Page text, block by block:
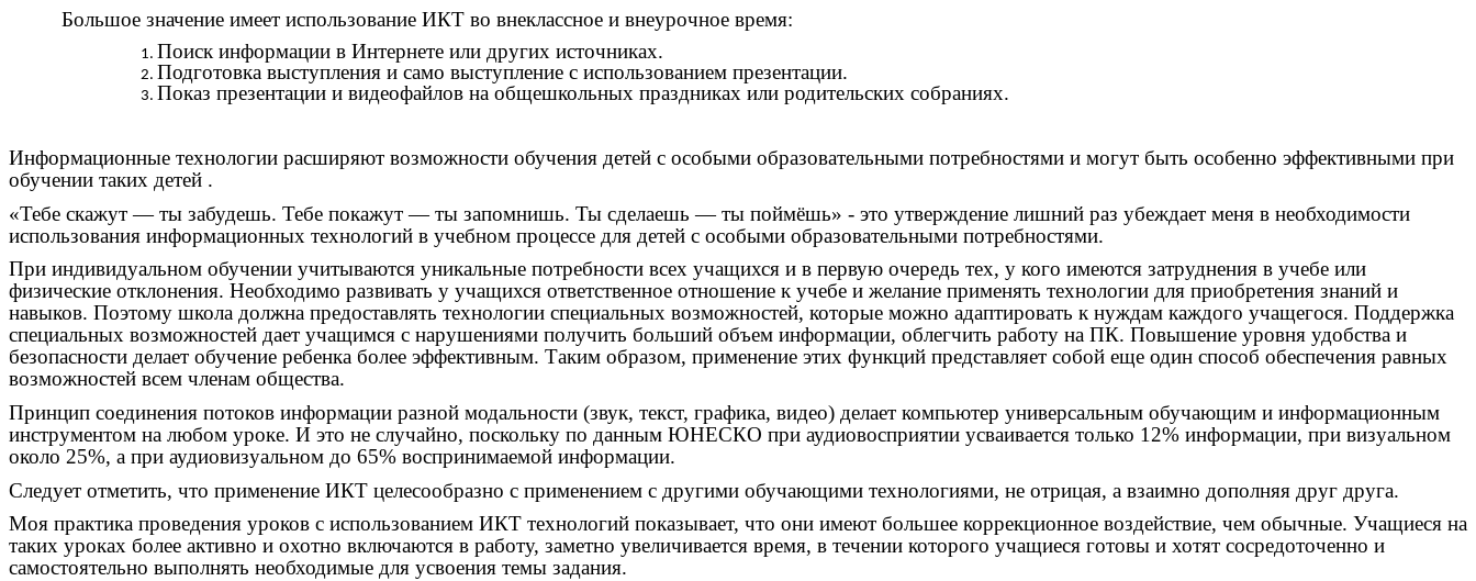
Большое значение имеет использование ИКТ во внеклассное и внеурочное время:
Поиск информации в Интернете или других источниках.
Подготовка выступления и само выступление с использованием презентации.
Показ презентации и видеофайлов на общешкольных праздниках или родительских собраниях.
Информационные технологии расширяют возможности обучения детей с особыми образовательными потребностями и могут быть особенно эффективными при
обучении таких детей .
«Тебе скажут — ты забудешь. Тебе покажут — ты запомнишь. Ты сделаешь — ты поймёшь» - это утверждение лишний раз убеждает меня в необходимости
использования информационных технологий в учебном процессе для детей с особыми образовательными потребностями.
При индивидуальном обучении учитываются уникальные потребности всех учащихся и в первую очередь тех, у кого имеются затруднения в учебе или
физические отклонения. Необходимо развивать у учащихся ответственное отношение к учебе и желание применять технологии для приобретения знаний и
навыков. Поэтому школа должна предоставлять технологии специальных возможностей, которые можно адаптировать к нуждам каждого учащегося. Поддержка
специальных возможностей дает учащимся с нарушениями получить больший объем информации, облегчить работу на ПК. Повышение уровня удобства и
безопасности делает обучение ребенка более эффективным. Таким образом, применение этих функций представляет собой еще один способ обеспечения равных
возможностей всем членам общества.
Принцип соединения потоков информации разной модальности (звук, текст, графика, видео) делает компьютер универсальным обучающим и информационным
инструментом на любом уроке. И это не случайно, поскольку по данным ЮНЕСКО при аудиовосприятии усваивается только 12% информации, при визуальном
около 25%, а при аудиовизуальном до 65% воспринимаемой информации.
Следует отметить, что применение ИКТ целесообразно с применением с другими обучающими технологиями, не отрицая, а взаимно дополняя друг друга.
Моя практика проведения уроков с использованием ИКТ технологий показывает, что они имеют большее коррекционное воздействие, чем обычные. Учащиеся на
таких уроках более активно и охотно включаются в работу, заметно увеличивается время, в течении которого учащиеся готовы и хотят сосредоточенно и
самостоятельно выполнять необходимые для усвоения темы задания.